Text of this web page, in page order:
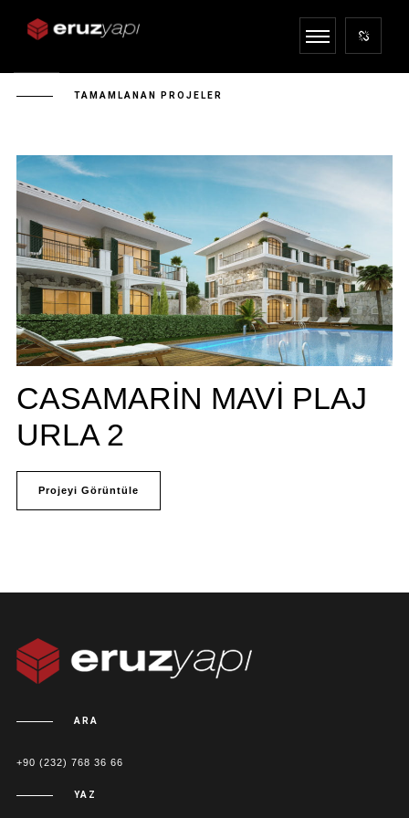
TAMAMLANAN PROJELER
CASAMARIN MAVI PLAJ
URLA 2
Projeyi Görüntüle
ARA
+90 (232) 768 36 66
YAZ